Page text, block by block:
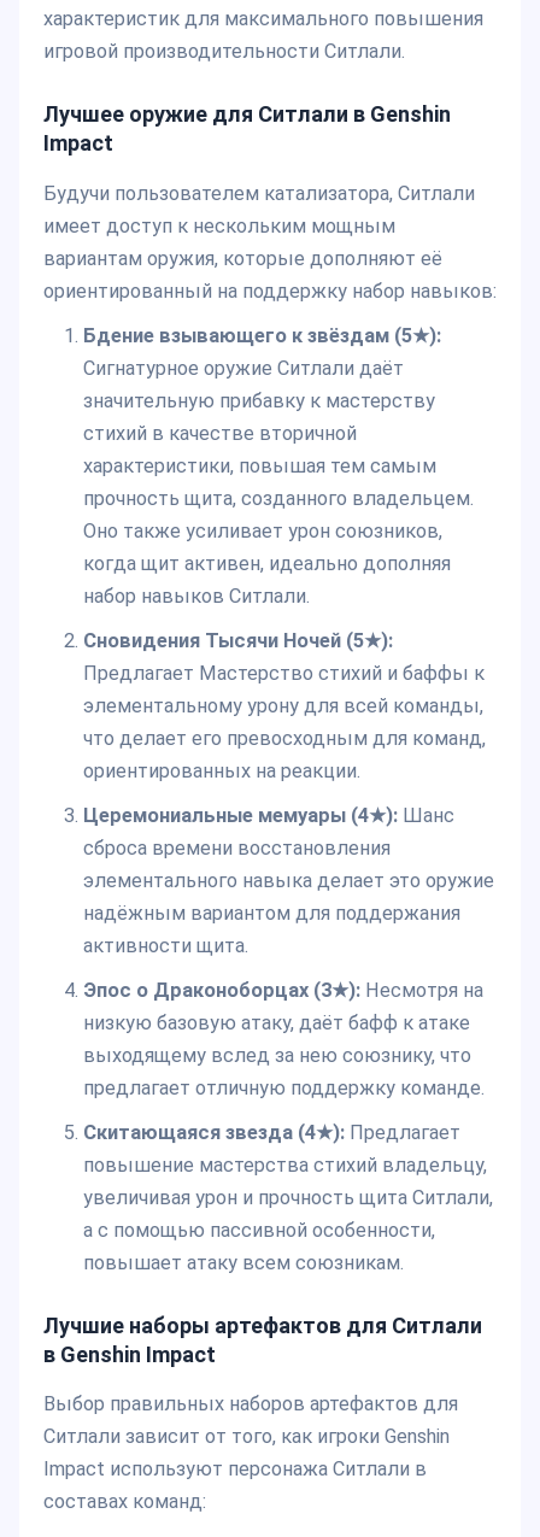
характеристик для максимального повышения
игровой производительности Ситлали.
Лучшее оружие для Ситлали в Genshin
Impact
Будучи пользователем катализатора, Ситлали
имеет доступ к нескольким мощным
вариантам оружия, которые дополняют её
ориентированный на поддержку набор навыков:
Бдение взывающего к звёздам (5★):
Сигнатурное оружие Ситлали даёт
значительную прибавку к мастерству
стихий в качестве вторичной
характеристики, повышая тем самым
прочность щита, созданного владельцем.
Оно также усиливает урон союзников,
когда щит активен, идеально дополняя
набор навыков Ситлали.
Сновидения Тысячи Ночей (5★):
Предлагает Мастерство стихий и баффы к
элементальному урону для всей команды,
что делает его превосходным для команд,
ориентированных на реакции.
Церемониальные мемуары (4★): Шанс
сброса времени восстановления
элементального навыка делает это оружие
надёжным вариантом для поддержания
активности щита.
Эпос о Драконоборцах (3★):Несмотря на
низкую базовую атаку, даёт бафф к атаке
выходящему вслед за нею союзнику, что
предлагает отличную поддержку команде.
Скитающаяся звезда (4★): Предлагает
повышение мастерства стихий владельцу,
увеличивая урон и прочность щита Ситлали,
а с помощью пассивной особенности,
повышает атаку всем союзникам.
Лучшие наборы артефактов для Ситлали
в Genshin Impact
Выбор правильных наборов артефактов для
Ситлали зависит от того, как игроки Genshin
Impact используют персонажа Ситлали в
составах команд: